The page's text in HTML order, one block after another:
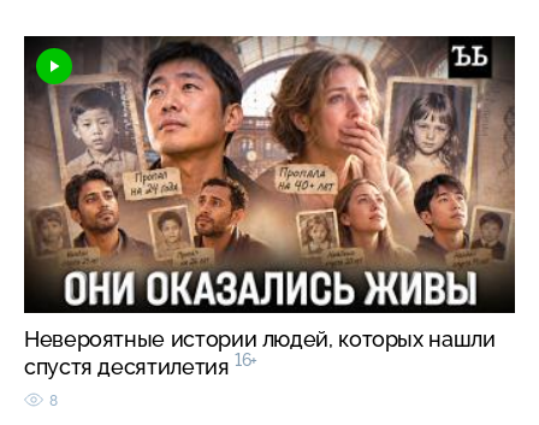
Невероятные истории людей, которых нашли
спустя десятилетия 16+
8